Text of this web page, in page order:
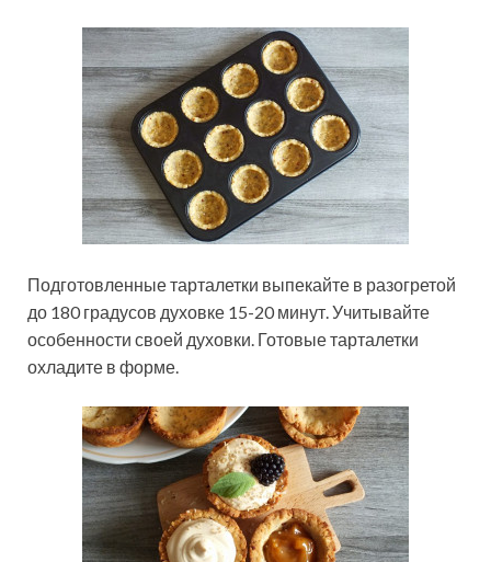
Подготовленные тарталетки выпекайте в разогретой
до 180 градусов духовке 15-20 минут. Учитывайте
особенности своей духовки. Готовые тарталетки
охладите в форме.